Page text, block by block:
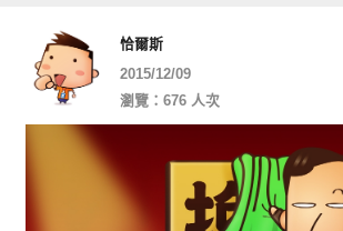
恰爾斯
2015/12/09
瀏覽：676 人次